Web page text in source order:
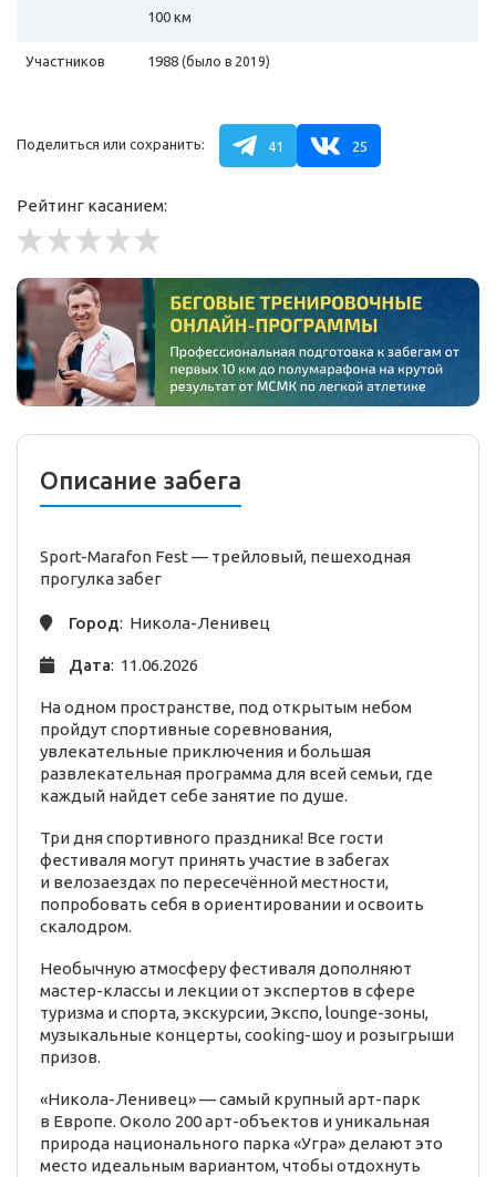
100 км
Участников 1988 (было в 2019)
Поделиться или сохранить: 41 25
Рейтинг касанием:
Описание забега
Sport-Marafon Fest — трейловый, пешеходная
прогулказабег
Город: Никола-Ленивец
Дата: 11.06.2026
На одном пространстве, под открытым небом
пройдут спортивные соревнования,
увлекательные приключения и большая
развлекательная программа для всей семьи, где
каждый найдет себе занятие по душе.
Три дня спортивного праздника! Все гости
фестиваля могут принять участие в забегах
и велозаездах по пересечённой местности,
попробовать себя в ориентировании и освоить
скалодром.
Необычную атмосферу фестиваля дополняют
мастер-классы и лекции от экспертов в сфере
туризма и спорта, экскурсии, Экспо, lounge-зоны,
музыкальные концерты, cooking-шоу и розыгрыши
призов.
«Никола-Ленивец» — самый крупный арт-парк
в Европе. Около 200 арт-объектов и уникальная
природа национального парка «Угра» делают это
место идеальным вариантом, чтобы отдохнуть